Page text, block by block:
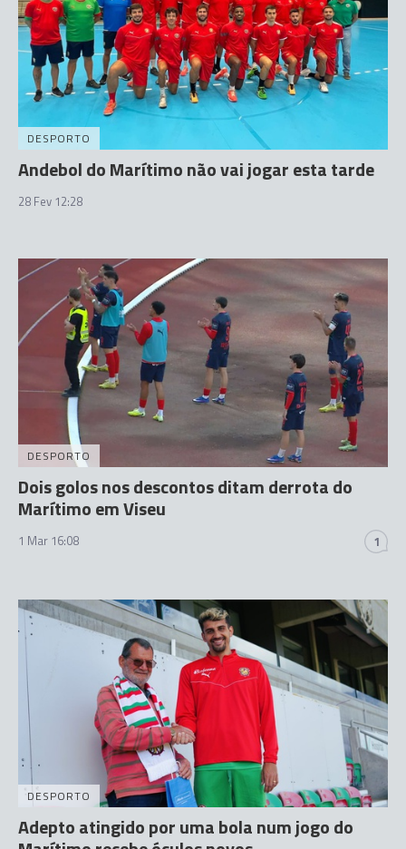
DESPORTO
Andebol do Marítimo não vai jogar esta tarde
28 Fev 12:28
DESPORTO
Dois golos nos descontos ditam derrota do
Marítimo em Viseu
1 Mar 16:08 1
DESPORTO
Adepto atingido por uma bola num jogo do